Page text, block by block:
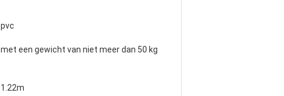
pvc
met een gewicht van niet meer dan 50 kg
1.22m